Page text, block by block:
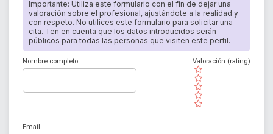
Importante: Utiliza este formulario con el fin de dejar una
valoración sobre el profesional, ajustándote a la realidad y
con respeto. No utilices este formulario para solicitar una
cita. Ten en cuenta que los datos introducidos serán
públicos para todas las personas que visiten este perfil.
Nombre completo
( )
( )
( )
( )
( )
Valoración (rating)
Email